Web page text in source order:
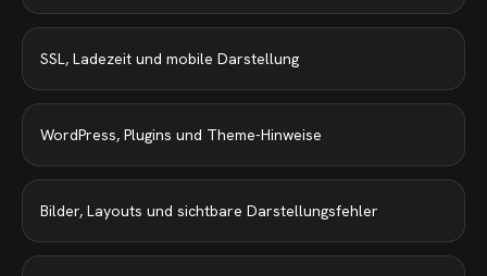
SSL, Ladezeit und mobile Darstellung
WordPress, Plugins und Theme-Hinweise
Bilder, Layouts und sichtbare Darstellungsfehler